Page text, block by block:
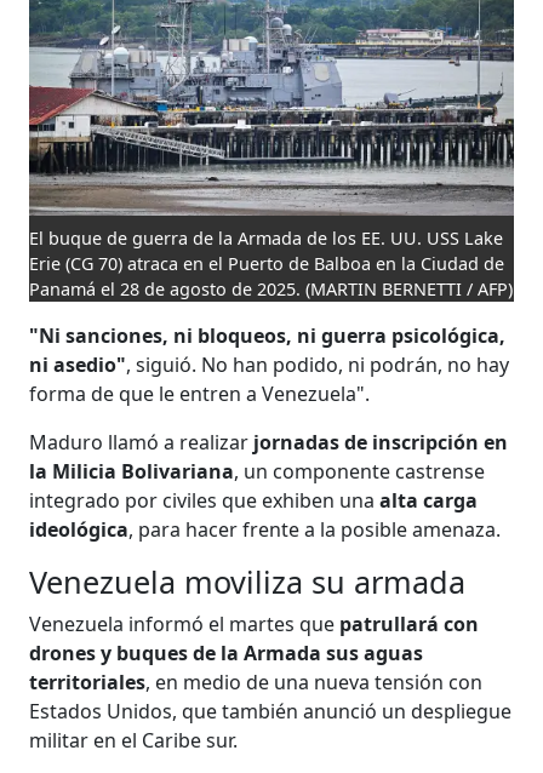
El buque de guerra de la Armada de los EE. UU. USS Lake
Erie (CG 70) atraca en el Puerto de Balboa en la Ciudad de
Panamá el 28 de agosto de 2025. (MARTIN BERNETTI / AFP)
"Ni sanciones, ni bloqueos, ni guerra psicológica,
ni asedio", siguió. No han podido, ni podrán, no hay
forma de que le entren a Venezuela".
Maduro llamó a realizar jornadas de inscripción en
la Milicia Bolivariana, un componente castrense
integrado por civiles que exhiben unaalta carga
ideológica, para hacer frente a la posible amenaza.
Venezuela moviliza su armada
Venezuela informó el martes que patrullará con
drones y buques de la Armada sus aguas
territoriales, en medio de una nueva tensión con
Estados Unidos, que también anunció un despliegue
militar en el Caribe sur.